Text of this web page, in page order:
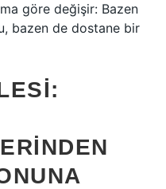
göre değişir: Bazen
bazen de dostane bir